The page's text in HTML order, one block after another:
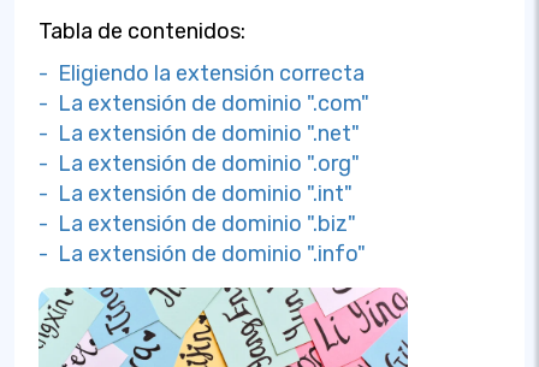
Tabla de contenidos:
- Eligiendo la extensión correcta
- La extensión de dominio ".com"
- La extensión de dominio ".net"
- La extensión de dominio ".org"
- La extensión de dominio ".int"
- La extensión de dominio ".biz"
- La extensión de dominio ".info"